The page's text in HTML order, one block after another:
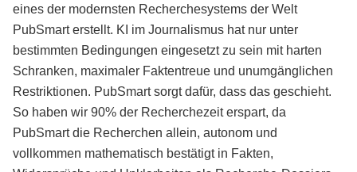
eines der modernsten Recherchesystems der Welt
PubSmart erstellt. KI im Journalismus hat nur unter
bestimmten Bedingungen eingesetzt zu sein mit harten
Schranken, maximaler Faktentreue und unumgänglichen
Restriktionen. PubSmart sorgt dafür, dass das geschieht.
So haben wir 90% der Recherchezeit erspart, da
PubSmart die Recherchen allein, autonom und
vollkommen mathematisch bestätigt in Fakten,